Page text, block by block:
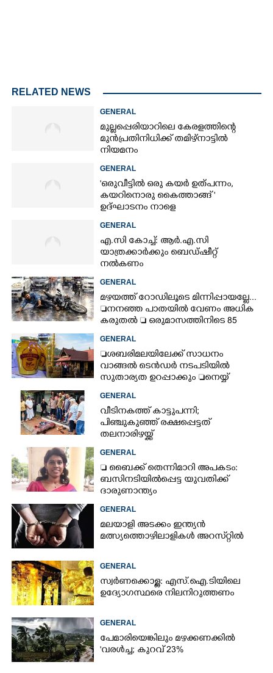
RELATED NEWS
GENERAL
മുല്ലപ്പെരിയാറിലെ കേരളത്തിന്റെ
മുൻപ്രതിനിധിക്ക് തമിഴ്നാട്ടിൽ
നിയമനം
GENERAL
'ഒരുവീട്ടിൽ ഒരു കയർ ഉത്പന്നം,
കയറിനൊരു കൈത്താങ്ങ് '
ഉദ്ഘാടനം നാളെ
GENERAL
എ.സി കോച്ച്: ആർ.എ.സി
യാത്രക്കാർക്കും ബെഡ്ഷീറ്റ്
നൽകണം
GENERAL
മഴയത്ത് റോഡിലൂടെ മിന്നിപ്പായല്ലേ...
നനഞ്ഞ പാതയിൽ വേണം അധിക
കരുതൽ  ഒരുമാസത്തിനിടെ 85
അപകടം
GENERAL
ശബരിമലയിലേക്ക് സാധനം
വാങ്ങൽ ടെൻ‌ഡർ നടപടിയിൽ
സുതാര്യത ഉറപ്പാക്കും നെയ്യ്
ക്രമക്കേടിൽ തുടരന്വേഷണം
GENERAL
വീടിനകത്ത് കാട്ടുപന്നി;
പിഞ്ചുകുഞ്ഞ് രക്ഷപ്പെട്ടത്
തലനാരിഴയ്ക്ക്
GENERAL
 ബൈക്ക് തെന്നിമാറി അപകടം:
ബസിനടിയിൽപ്പെട്ട യുവതിക്ക്
ദാരുണാന്ത്യം
GENERAL
മലയാളി അടക്കം ഇന്ത്യൻ
മത്സ്യത്തൊഴിലാളികൾ അറസ്‌റ്റിൽ
GENERAL
സ്വർണക്കൊള്ള: എസ്.ഐ.ടിയിലെ
ഉദ്യോഗസ്ഥരെ നിലനിറുത്തണം
GENERAL
പേമാരിയെങ്കിലും മഴക്കണക്കിൽ
'വരൾച്ച; കുറവ് 23%